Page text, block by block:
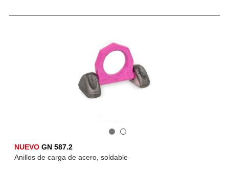
NUEVO GN 587.2
Anillos de carga de acero, soldable